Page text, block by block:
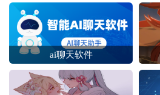
ai聊天软件